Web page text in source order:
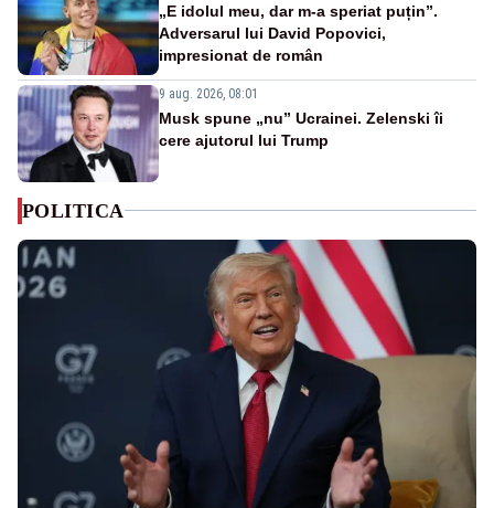
„E idolul meu, dar m-a speriat puțin”.
Adversarul lui David Popovici,
impresionat de român
9 aug. 2026, 08:01
Musk spune „nu” Ucrainei. Zelenski îi
cere ajutorul lui Trump
POLITICA